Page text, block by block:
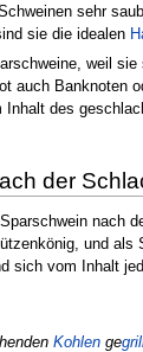
sehr
sie die idealen
weil
auch Banknoten
Inhalt des
der
nach
und
sich vom Inhalt
Kohlen ge